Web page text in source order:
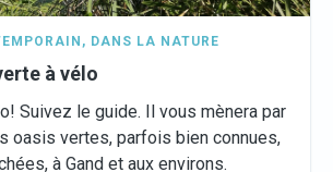
, DANS LA NATURE
à vélo
Suivez le guide. Il vous mènera par
oasis vertes, parfois bien connues,
à Gand et aux environs.